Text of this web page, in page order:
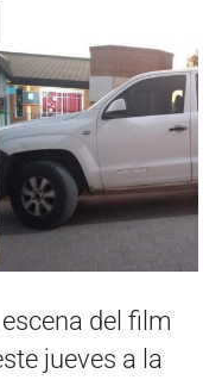
del film
jueves a la